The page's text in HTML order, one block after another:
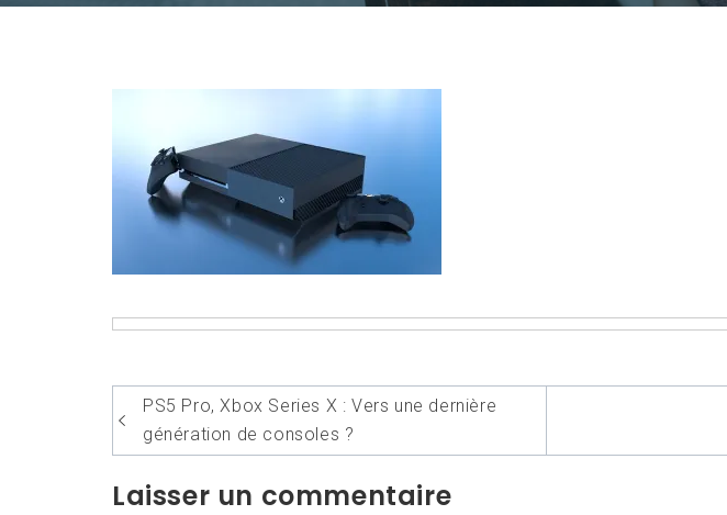
Navigation
de
l’article
PS5 Pro, Xbox Series X : Vers une dernière
génération de consoles ?
Laisser un commentaire